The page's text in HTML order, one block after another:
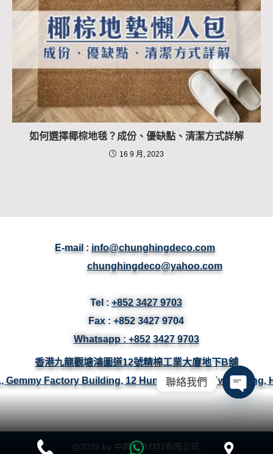
如何選擇椰棕地毯？成份、優缺點、清潔方式詳解
16 9 月, 2023
E-mail : info@chunghingdeco.com
chunghingdeco@yahoo.com
Tel : +852 3427 9703
Fax : +852 3427 9704
Whatsapp : +852 3427 9703
香港九龍觀塘鴻圖道12號精棉工業大廈地下B舖
Gemmy Factory Building, 12 Hung To Road, Kwun Tong,
@2026 by 中興裝飾材料有限公司.
聯絡我們
Open